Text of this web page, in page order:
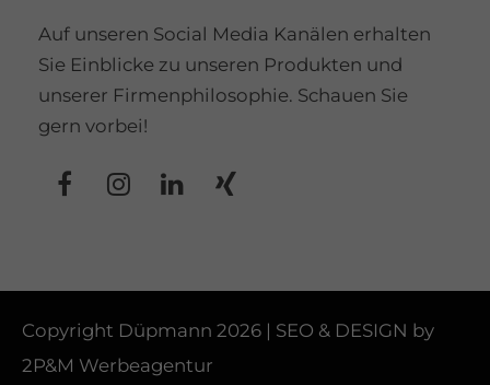
Auf unseren Social Media Kanälen erhalten
Sie Einblicke zu unseren Produkten und
unserer Firmenphilosophie. Schauen Sie
gern vorbei!
Copyright Düpmann 2026 | SEO & DESIGN by
2P&M Werbeagentur